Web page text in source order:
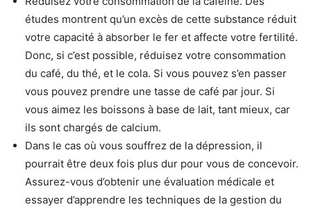
études montrent qu’un excès de cette substance réduit
votre capacité à absorber le fer et affecte votre fertilité.
Donc, si c’est possible, réduisez votre consommation
du café, du thé, et le cola. Si vous pouvez s’en passer
vous pouvez prendre une tasse de café par jour. Si
vous aimez les boissons à base de lait, tant mieux, car
ils sont chargés de calcium.
Dans le cas où vous souffrez de la dépression, il
pourrait être deux fois plus dur pour vous de concevoir.
Assurez-vous d’obtenir une évaluation médicale et
essayer d’apprendre les techniques de la gestion du